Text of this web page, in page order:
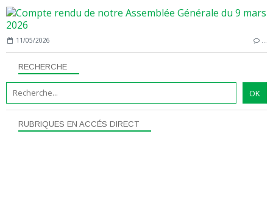
RECHERCHE
11/05/2026
RUBRIQUES EN ACCÉS DIRECT